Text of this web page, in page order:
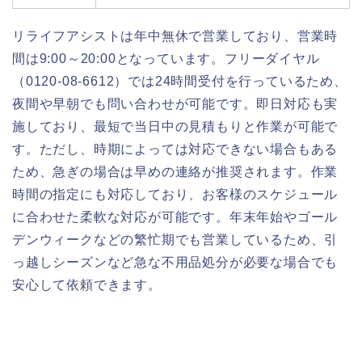
リライフアシストは年中無休で営業しており、営業時
間は9:00～20:00となっています。フリーダイヤル
（0120-08-6612）では24時間受付を行っているため、
夜間や早朝でも問い合わせが可能です。即日対応も実
施しており、最短で当日中の見積もりと作業が可能で
す。ただし、時期によっては対応できない場合もある
ため、急ぎの場合は早めの連絡が推奨されます。作業
時間の指定にも対応しており、お客様のスケジュール
に合わせた柔軟な対応が可能です。年末年始やゴール
デンウィークなどの繁忙期でも営業しているため、引
っ越しシーズンなど急な不用品処分が必要な場合でも
安心して依頼できます。